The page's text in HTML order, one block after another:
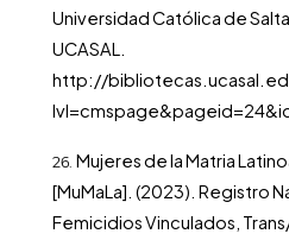
Universidad Católica de
UCASAL.
http://
Mujeres de la Matria
[MuMaLa]. (2023). Registro
Femicidios Vinculados,